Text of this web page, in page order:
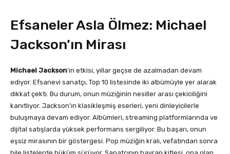
Efsaneler Asla Ölmez: Michael
Jackson’ın Mirası
Michael Jackson‘ın etkisi, yıllar geçse de azalmadan devam
ediyor. Efsanevi sanatçı, Top 10 listesinde iki albümüyle yer alarak
dikkat çekti. Bu durum, onun müziğinin nesiller arası çekiciliğini
kanıtlıyor. Jackson’ın klasikleşmiş eserleri, yeni dinleyicilerle
buluşmaya devam ediyor. Albümleri, streaming platformlarında ve
dijital satışlarda yüksek performans sergiliyor. Bu başarı, onun
eşsiz mirasının bir göstergesi. Pop müziğin kralı, vefatından sonra